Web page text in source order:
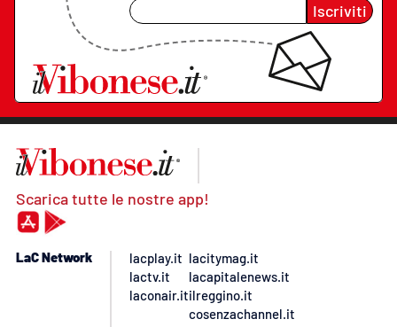
Iscriviti
Scarica tutte le nostre app!
LaC Network
lacplay.it
lactv.it
laconair.it
lacitymag.it
lacapitalenews.it
ilreggino.it
cosenzachannel.it